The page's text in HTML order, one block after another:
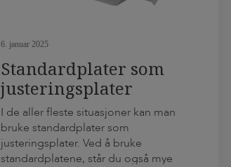
6. januar 2025
Standardplater som
justeringsplater
I de aller fleste situasjoner kan man
bruke standardplater som
justeringsplater. Ved å bruke
standardplatene, står du også mye